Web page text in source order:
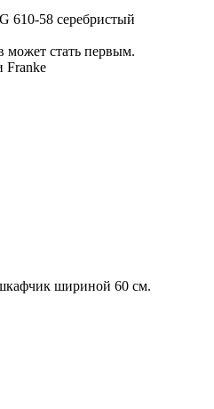
610-58 серебристый
может стать первым.
Franke
шириной 60 см.